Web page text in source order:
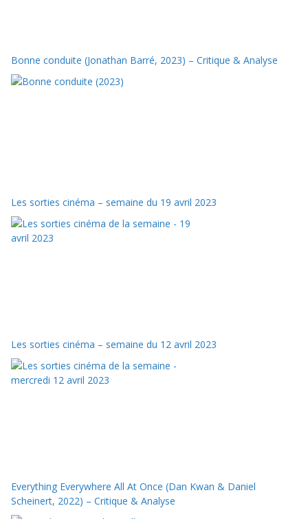
Bonne conduite (Jonathan Barré, 2023) – Critique & Analyse
Les sorties cinéma – semaine du 19 avril 2023
Les sorties cinéma – semaine du 12 avril 2023
Everything Everywhere All At Once (Dan Kwan & Daniel
Scheinert, 2022) – Critique & Analyse